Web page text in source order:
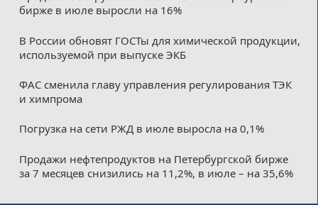
бирже в июле выросли на 16%
В России обновят ГОСТы для химической продукции,
используемой при выпуске ЭКБ
ФАС сменила главу управления регулирования ТЭК
и химпрома
Погрузка на сети РЖД в июле выросла на 0,1%
Продажи нефтепродуктов на Петербургской бирже
за 7 месяцев снизились на 11,2%, в июле – на 35,6%